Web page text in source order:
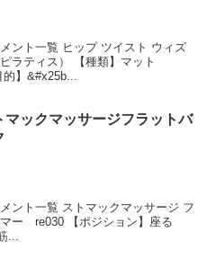
【種類】マット
ポジション】座る 【目的】&#x25b...
マックマッサージフラットバ
...